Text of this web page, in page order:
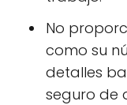
No
como su
detalles
seguro de